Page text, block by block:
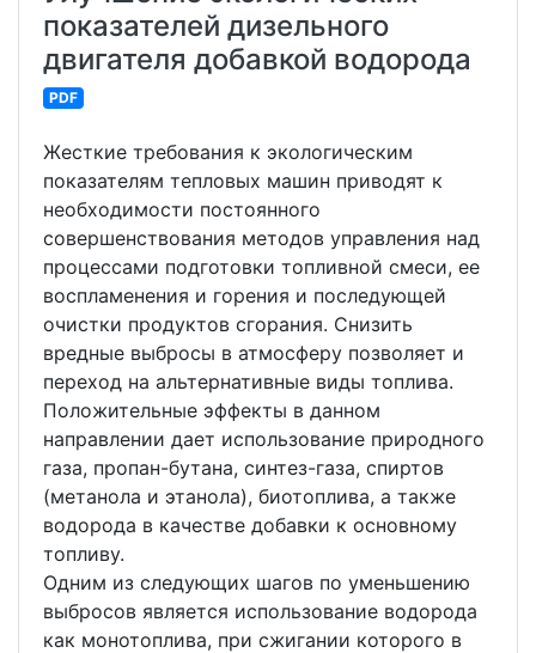
показателей дизельного
двигателя добавкой водорода
PDF
Жесткие требования к экологическим
показателям тепловых машин приводят к
необходимости постоянного
совершенствования методов управления над
процессами подготовки топливной смеси, ее
воспламенения и горения и последующей
очистки продуктов сгорания. Снизить
вредные выбросы в атмосферу позволяет и
переход на альтернативные виды топлива.
Положительные эффекты в данном
направлении дает использование природного
газа, пропан-бутана, синтез-газа, спиртов
(метанола и этанола), биотоплива, а также
водорода в качестве добавки к основному
топливу.
Одним из следующих шагов по уменьшению
выбросов является использование водорода
как монотоплива, при сжигании которого в